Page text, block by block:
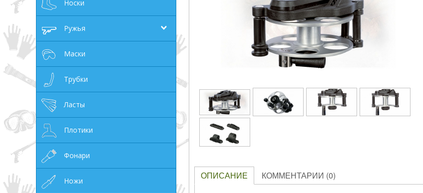
Производитель
_JSHOP_SEARCH_COINS
от
до
грн
ОТМЕНА
Носки
Ружья
Маски
Трубки
Ласты
Плотики
Фонари
Ножи ОПИСАНИЕ КОММЕНТАРИИ (0)